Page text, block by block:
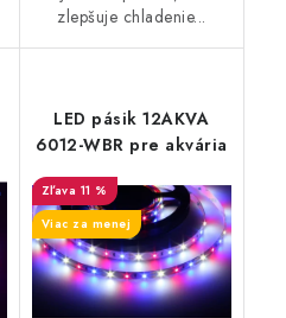
zlepšuje chladenie...
LED pásik 12AKVA
6012-WBR pre akvária
11 %
Viac za menej